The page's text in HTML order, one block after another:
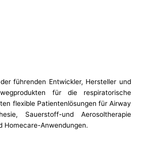
führenden Entwickler, Hersteller und
für die respiratorische
flexible Patientenlösungen für Airway
Sauerstoff-und Aerosoltherapie
Homecare-Anwendungen.